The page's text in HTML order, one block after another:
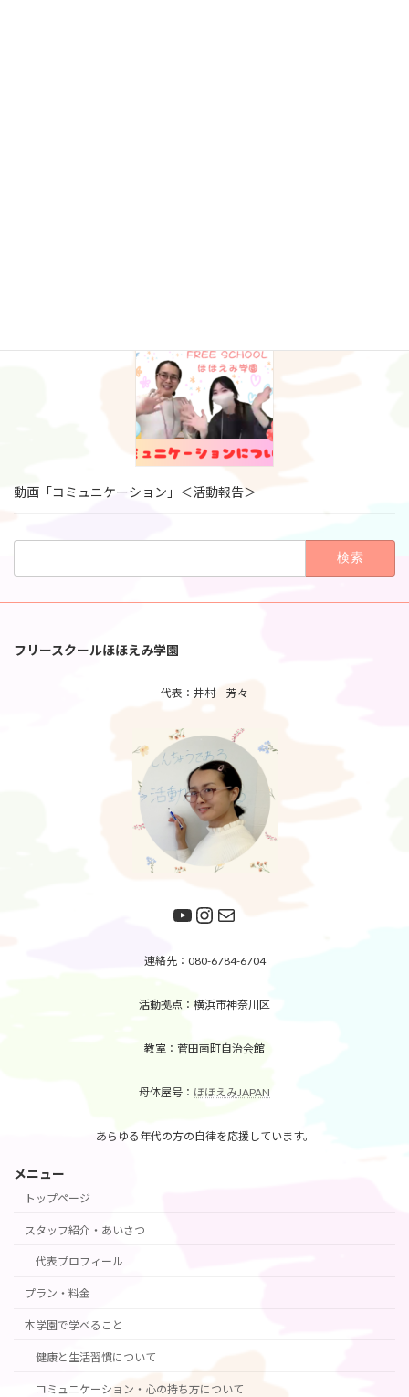
動画「コミュニケーション」＜活動報告＞
フリースクールほほえみ学園
代表：井村 芳々
YouTube
Instagram
メール
連絡先：080-6784-6704
活動拠点：横浜市神奈川区
教室：菅田南町自治会館
母体屋号： ほほえみJAPAN
あらゆる年代の方の自律を応援しています。
メニュー
トップページ
スタッフ紹介・あいさつ
代表プロフィール
プラン・料金
本学園で学べること
健康と生活習慣について
コミュニケーション・心の持ち方について